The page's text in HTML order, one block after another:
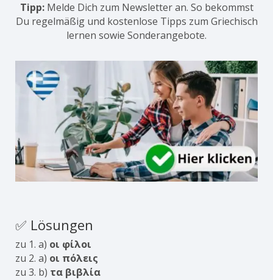
Tipp:Melde Dich zum Newsletter an. So bekommst
Du regelmäßig und kostenlose Tipps zum Griechisch
lernen sowie Sonderangebote.
✅ Lösungen
zu 1. a) οι φίλοι
zu 2. a) οι πόλεις
zu 3. b) τα βιβλία